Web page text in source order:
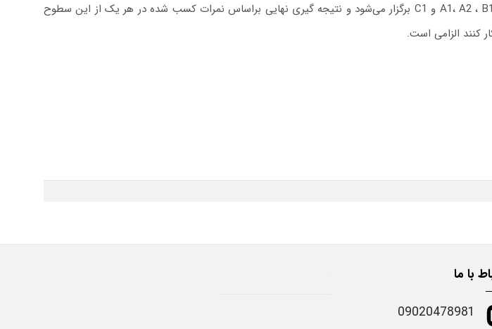
شنیداری، درک خوانداری، مهارت نوشتاری و مهارت گفتاری است. آزمون گوته در پنج سطح A1، A2 ، B1، B2 و C1 برگزار می‌شود و نتیجه گیری نهایی براساس نمرات کسب شده در هر یک از این سطوح
کنند الزامی است.
با ما
09020478981